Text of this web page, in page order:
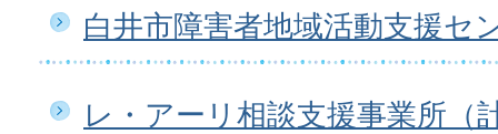
白井市障害者地域活動支援セ
レ・アーリ相談支援事業所（